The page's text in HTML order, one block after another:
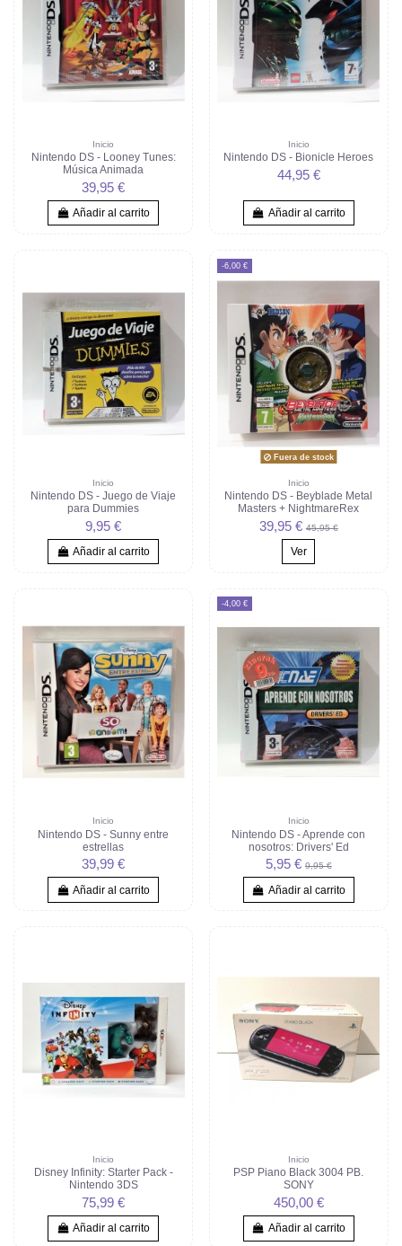
Inicio
Nintendo DS - Looney Tunes:
Música Animada
39,95 €
Añadir al carrito
Inicio
Nintendo DS - Bionicle Heroes
44,95 €
Añadir al carrito
Inicio
Nintendo DS - Juego de Viaje
para Dummies
9,95 €
Añadir al carrito
-6,00 €
Fuera de stock
Inicio
Nintendo DS - Beyblade Metal
Masters + NightmareRex
39,95 €45,95 €
Ver
Inicio
Nintendo DS - Sunny entre
estrellas
39,99 €
Añadir al carrito
-4,00 €
Inicio
Nintendo DS - Aprende con
nosotros: Drivers' Ed
5,95 €9,95 €
Añadir al carrito
Inicio
Disney Infinity: Starter Pack -
Nintendo 3DS
75,99 €
Añadir al carrito
Inicio
PSP Piano Black 3004 PB.
SONY
450,00 €
Añadir al carrito